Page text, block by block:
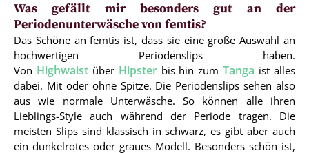
Was gefällt mir besonders gut an der
Periodenunterwäsche von femtis?
Das Schöne an femtis ist, dass sie eine große Auswahl an
hochwertigen Periodenslips haben.
Von Highwaistüber Hipsterbis hin zumTanga ist alles
dabei. Mit oder ohne Spitze. Die Periodenslips sehen also
aus wie normale Unterwäsche. So können alle ihren
Lieblings-Style auch während der Periode tragen. Die
meisten Slips sind klassisch in schwarz, es gibt aber auch
ein dunkelrotes oder graues Modell. Besonders schön ist,